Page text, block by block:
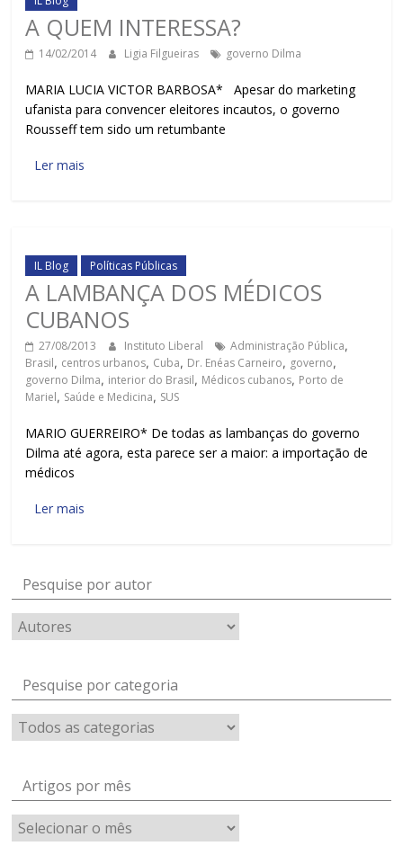
A QUEM INTERESSA?
14/02/2014 Ligia Filgueiras governo Dilma
MARIA LUCIA VICTOR BARBOSA* Apesar do marketing
ufanista para convencer eleitores incautos, o governo
Rousseff tem sido um retumbante
Ler mais
IL Blog Políticas Públicas
A LAMBANÇA DOS MÉDICOS
CUBANOS
27/08/2013 Instituto Liberal Administração Pública,
Brasil, centros urbanos, Cuba, Dr. Enéas Carneiro, governo,
governo Dilma, interior do Brasil, Médicos cubanos, Porto de
Mariel, Saúde e Medicina, SUS
MARIO GUERREIRO* De todas as lambanças do governo
Dilma até agora, esta parece ser a maior: a importação de
médicos
Ler mais
Pesquise por autor
Pesquise por categoria
Artigos por mês
Artigos
por